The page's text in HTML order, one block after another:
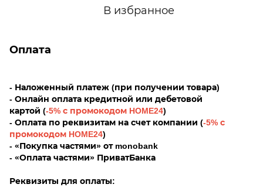
В избранное
Оплата
- Наложенный платеж (при получении товара)
- Онлайн оплата кредитной или дебетовой
картой (-5% с промокодом HOME24)
- Оплата по реквизитам на счет компании (-5% с
промокодом HOME24)
- «Покупка частями» от monobank
- «Оплата частями» ПриватБанка
Реквизиты для оплаты: